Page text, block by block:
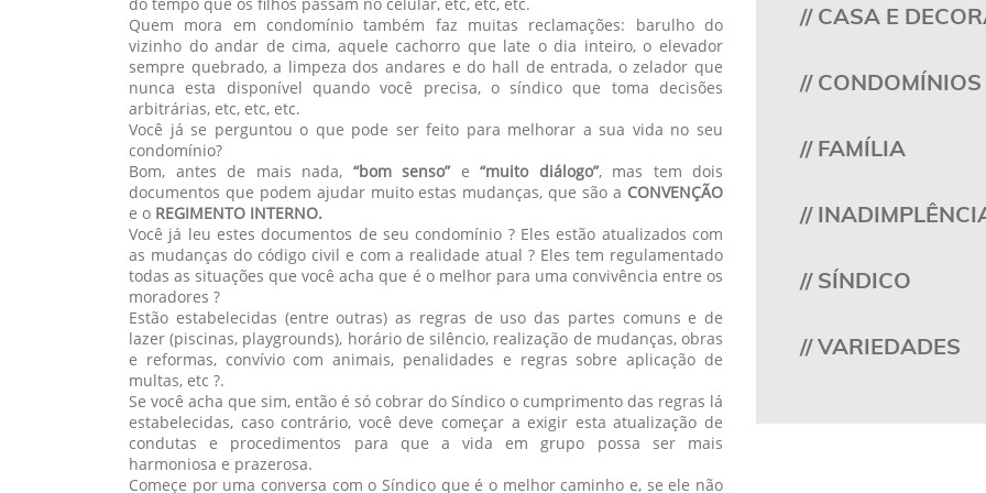
Quem mora em condomínio também faz muitas reclamações: barulho do
vizinho do andar de cima, aquele cachorro que late o dia inteiro, o elevador
sempre quebrado, a limpeza dos andares e do hall de entrada, o zelador que
nunca esta disponível quando você precisa, o síndico que toma decisões
arbitrárias, etc, etc, etc.
Você já se perguntou o que pode ser feito para melhorar a sua vida no seu
condomínio?
Bom, antes de mais nada, “bom senso” e “muito diálogo”, mas tem dois
documentos que podem ajudar muito estas mudanças, que são a CONVENÇÃO
e o REGIMENTO INTERNO.
Você já leu estes documentos de seu condomínio ? Eles estão atualizados com
as mudanças do código civil e com a realidade atual ? Eles tem regulamentado
todas as situações que você acha que é o melhor para uma convivência entre os
moradores ?
Estão estabelecidas (entre outras) as regras de uso das partes comuns e de
lazer (piscinas, playgrounds), horário de silêncio, realização de mudanças, obras
e reformas, convívio com animais, penalidades e regras sobre aplicação de
multas, etc ?.
Se você acha que sim, então é só cobrar do Síndico o cumprimento das regras lá
estabelecidas, caso contrário, você deve começar a exigir esta atualização de
condutas e procedimentos para que a vida em grupo possa ser mais
harmoniosa e prazerosa.
Começe por uma conversa com o Síndico que é o melhor caminho e, se ele não
// CASA E
// CONDOMÍNIOS
// FAMÍLIA
//
// SÍNDICO
// VARIEDADES